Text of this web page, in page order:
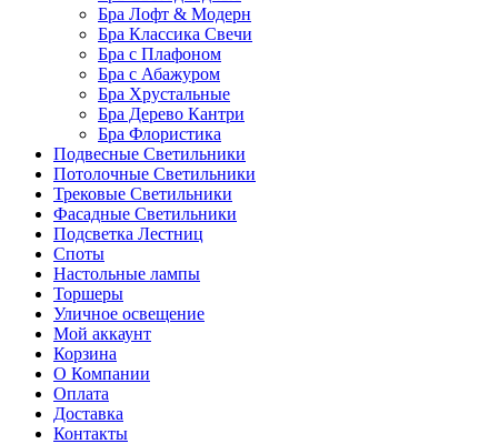
Бра Лофт & Модерн
Бра Классика Свечи
Бра с Плафоном
Бра с Абажуром
Бра Хрустальные
Бра Дерево Кантри
Бра Флористика
Подвесные Светильники
Потолочные Светильники
Трековые Светильники
Фасадные Светильники
Подсветка Лестниц
Споты
Настольные лампы
Торшеры
Уличное освещение
Мой аккаунт
Корзина
О Компании
Оплата
Доставка
Контакты